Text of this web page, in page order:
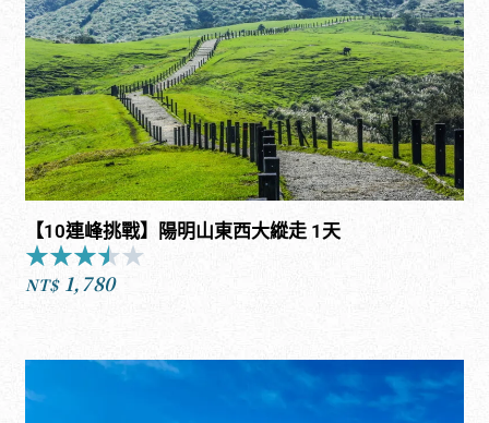
NT$209,800
【10連峰挑戰】陽明山東西大縱走 1天
★★★★★
5
NT$ 1,780